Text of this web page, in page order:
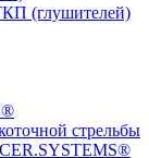
(глушителей)
стрельбы